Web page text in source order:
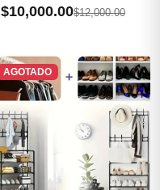
$10,000.00$12,000.00
AGOTADO